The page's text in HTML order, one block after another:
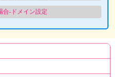
合-ドメイン設定